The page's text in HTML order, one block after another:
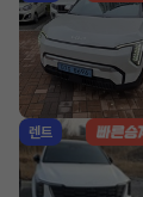
렌트